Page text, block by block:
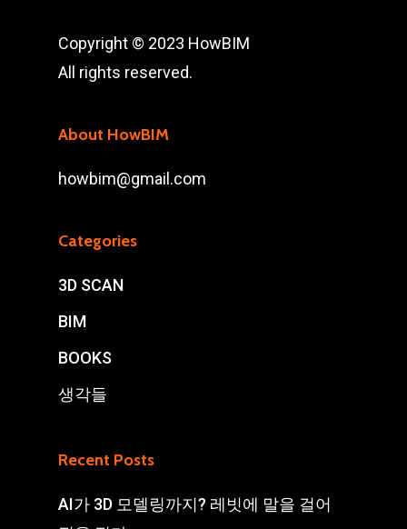
Copyright © 2023 HowBIM
All rights reserved.
About HowBIM
howbim@gmail.com
Categories
3D SCAN
BIM
BOOKS
생각들
Recent Posts
AI가 3D 모델링까지? 레빗에 말을 걸어